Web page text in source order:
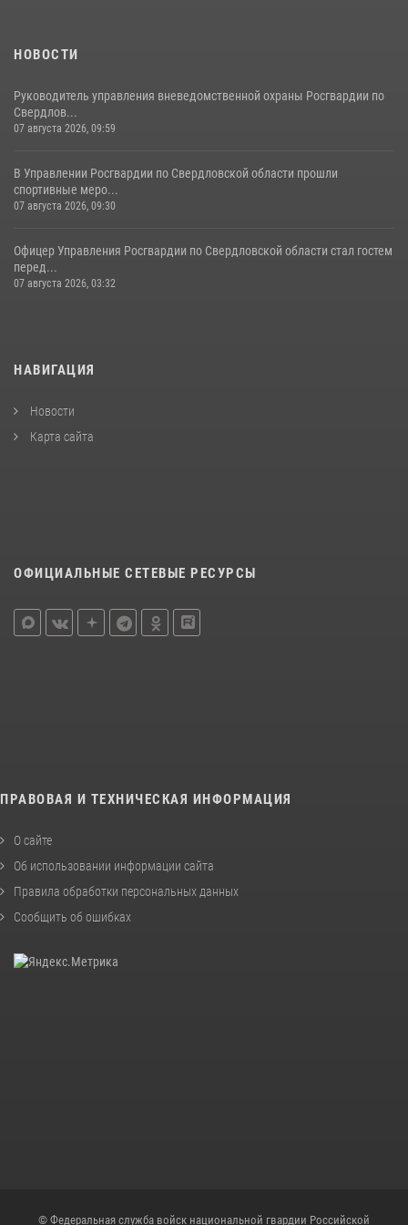
НОВОСТИ
Руководитель управления вневедомственной охраны Росгвардии по
Свердлов...
07 августа 2026, 09:59
В Управлении Росгвардии по Свердловской области прошли
спортивные меро...
07 августа 2026, 09:30
Офицер Управления Росгвардии по Свердловской области стал гостем
перед...
07 августа 2026, 03:32
НАВИГАЦИЯ
Новости
Карта сайта
ОФИЦИАЛЬНЫЕ СЕТЕВЫЕ РЕСУРСЫ
ПРАВОВАЯ И ТЕХНИЧЕСКАЯ ИНФОРМАЦИЯ
О сайте
Об использовании информации сайта
Правила обработки персональных данных
Сообщить об ошибках
© Федеральная служба войск национальной гвардии Российской